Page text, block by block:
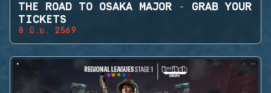
THE ROAD TO OSAKA MAJOR - GRAB YOUR
TICKETS
8 มิ.ย. 2569